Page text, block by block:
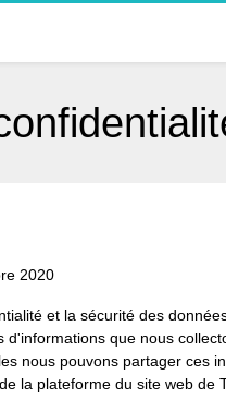
2020
et la sécurité des
d'informations que nous
nous pouvons partager ces
la plateforme du site web de